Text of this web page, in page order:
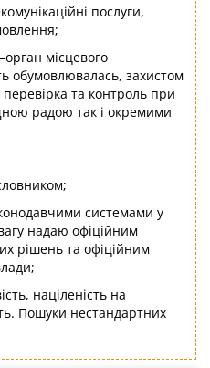
послуги,
місцевого
обумовлювалась, захистом
перевірка та контроль при
радою так і окремими
системами у
надаю офіційним
рішень та офіційним
націленість на
Пошуки нестандартних